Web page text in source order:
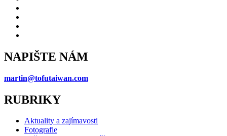
NAPIŠTE NÁM
martin@tofutaiwan.com
RUBRIKY
Aktuality a zajímavosti
Fotografie